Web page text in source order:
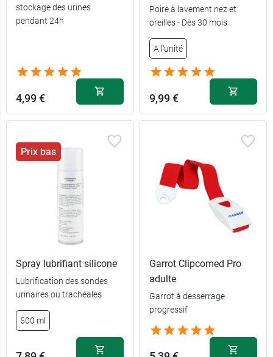
stockage des urines
pendant 24h
4,99 €
Poire à lavement nez et
oreilles - Dès 30 mois
A l'unité
9,99 €
Prix bas
Spray lubrifiant silicone
Lubrification des sondes
urinaires ou trachéales
500 ml
Garrot Clipcomed Pro
adulte
Garrot à desserrage
progressif